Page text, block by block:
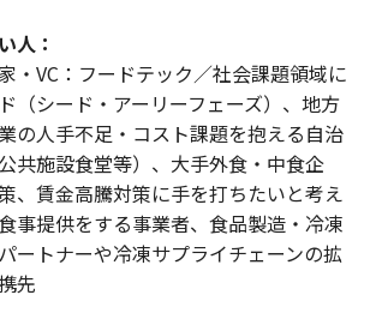
人：
・VC：フードテック／社会課題領域に
（シード・アーリーフェーズ）、地方
の人手不足・コスト課題を抱える自治
共施設食堂等）、大手外食・中食企
、賃金高騰対策に手を打ちたいと考え
事提供をする事業者、食品製造・冷凍
ートナーや冷凍サプライチェーンの拡
先